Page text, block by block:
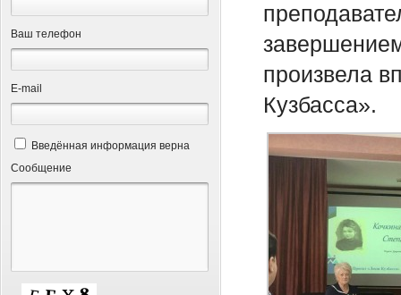
Ваш телефон
Е-mail
Введённая информация верна
Сообщение
произвела
Кузбасса».